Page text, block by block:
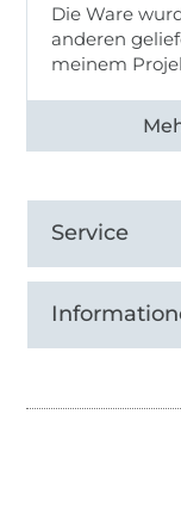
Die Ware
anderen
meinem
Alle 83031
Service